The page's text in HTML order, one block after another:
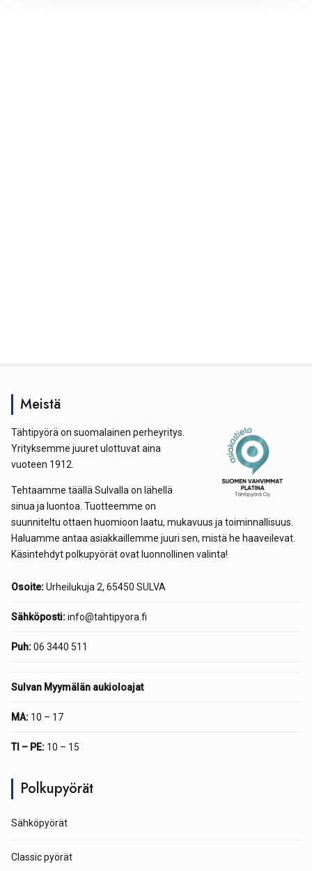
Meistä
Tähtipyörä on suomalainen perheyritys.
Yrityksemme juuret ulottuvat aina
vuoteen 1912.
Tehtaamme täällä Sulvalla on lähellä
sinua ja luontoa. Tuotteemme on
suunniteltu ottaen huomioon laatu, mukavuus ja toiminnallisuus.
Haluamme antaa asiakkaillemme juuri sen, mistä he haaveilevat.
Käsintehdyt polkupyörät ovat luonnollinen valinta!
Osoite:Urheilukuja 2, 65450 SULVA
Sähköposti:info@tahtipyora.fi
Puh:06 3440 511
Sulvan Myymälän aukioloajat
MA: 10 – 17
TI – PE: 10 – 15
Polkupyörät
Sähköpyörät
Classic pyörät